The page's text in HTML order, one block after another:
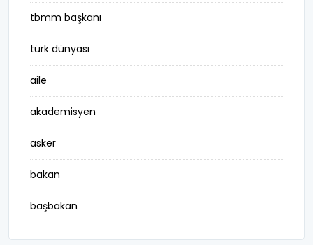
tbmm başkanı
türk dünyası
aile
akademisyen
asker
bakan
başbakan
belediye başkanı